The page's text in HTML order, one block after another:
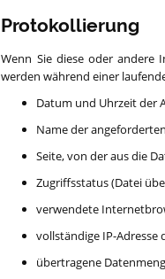
Protokollierung
Wenn Sie diese oder andere
werden während einer
Datum und Uhrzeit der
Name der
Seite, von der aus die
Zugriffsstatus (Datei
verwendete
vollständige IP-Adresse
übertragene